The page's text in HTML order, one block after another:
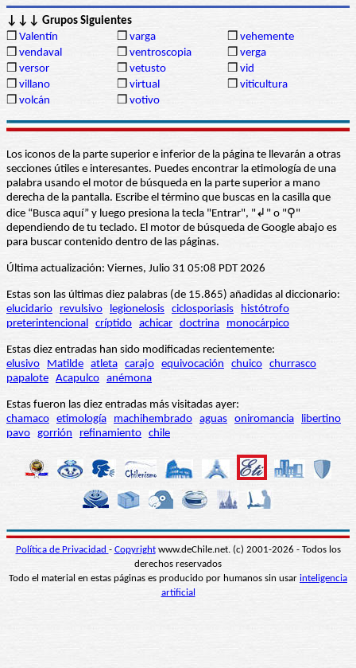
↓↓↓ Grupos Siguientes
❒ Valentín ❒ varga ❒ vehemente
❒ vendaval ❒ ventroscopia ❒ verga
❒ versor ❒ vetusto ❒ vid
❒ villano ❒ virtual ❒ viticultura
❒ volcán ❒ votivo
Los iconos de la parte superior e inferior de la página te llevarán a otras
secciones útiles e interesantes. Puedes encontrar la etimología de una
palabra usando el motor de búsqueda en la parte superior a mano
derecha de la pantalla. Escribe el término que buscas en la casilla que
dice “Busca aquí” y luego presiona la tecla "Entrar", "↲" o "⚲"
dependiendo de tu teclado. El motor de búsqueda de Google abajo es
para buscar contenido dentro de las páginas.
Última actualización: Viernes, Julio 31 05:08 PDT 2026
Estas son las últimas diez palabras (de 15.865) añadidas al diccionario:
elucidario
revulsivo legionelosis ciclosporiasis
histótrofo
preterintencional
críptido achicar doctrina monocárpico
Estas diez entradas han sido modificadas recientemente:
elusivo
Matilde atleta carajo equivocación chuico churrasco
papalote Acapulco anémona
Estas fueron las diez entradas más visitadas ayer:
chamaco etimología machihembrado aguas oniromancia
libertino
pavo gorrión refinamiento chile
Política de Privacidad - Copyrightwww.deChile.net. (c) 2001-2026 - Todos los
derechos reservados
Todo el material en estas páginas es producido por humanos sin usar inteligencia
artificial